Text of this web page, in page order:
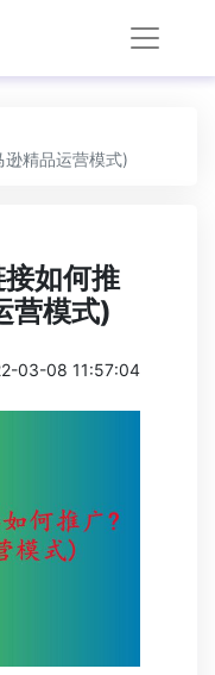
逊精品运营模式)
如何推
营模式)
03-08 11:57:04